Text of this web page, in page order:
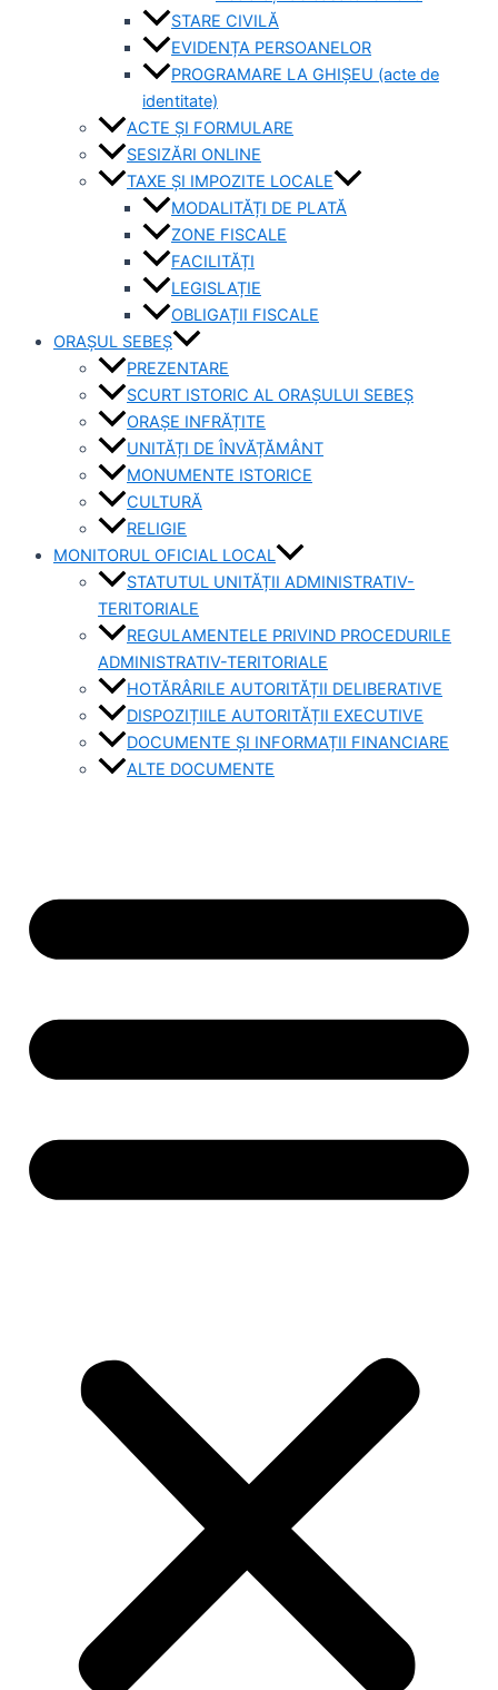
STARE CIVILĂ
EVIDENȚA PERSOANELOR
PROGRAMARE LA GHIȘEU (acte de
identitate)
ACTE ȘI FORMULARE
SESIZĂRI ONLINE
TAXE ȘI IMPOZITE LOCALE
MODALITĂȚI DE PLATĂ
ZONE FISCALE
FACILITĂȚI
LEGISLAȚIE
OBLIGAȚII FISCALE
ORAȘUL SEBEȘ
PREZENTARE
SCURT ISTORIC AL ORAȘULUI SEBEȘ
ORAȘE INFRĂȚITE
UNITĂȚI DE ÎNVĂȚĂMÂNT
MONUMENTE ISTORICE
CULTURĂ
RELIGIE
MONITORUL OFICIAL LOCAL
STATUTUL UNITĂȚII ADMINISTRATIV-
TERITORIALE
REGULAMENTELE PRIVIND PROCEDURILE
ADMINISTRATIV-TERITORIALE
HOTĂRÂRILE AUTORITĂȚII DELIBERATIVE
DISPOZIȚIILE AUTORITĂȚII EXECUTIVE
DOCUMENTE ȘI INFORMAȚII FINANCIARE
ALTE DOCUMENTE